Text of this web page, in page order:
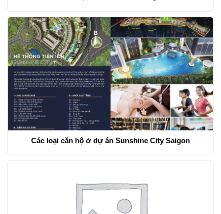
Các loại căn hộ ở dự án Sunshine City Saigon